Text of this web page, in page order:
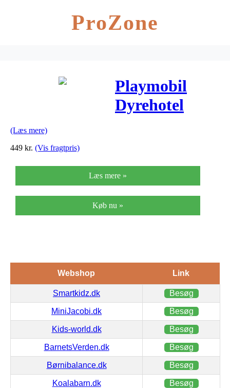
ProZone
Playmobil
Dyrehotel
(Læs mere)
449 kr. (Vis fragtpris)
Læs mere »
Køb nu »
Webshop Link
Smartkidz.dk Besøg
MiniJacobi.dk Besøg
Kids-world.dk Besøg
BarnetsVerden.dk Besøg
Børnibalance.dk Besøg
Koalabarn.dk Besøg